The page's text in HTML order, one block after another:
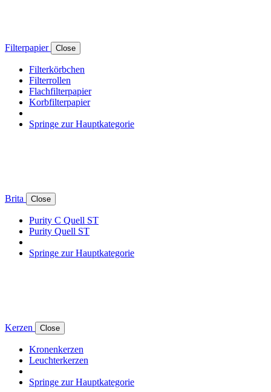
Filterpapier Close
Filterkörbchen
Filterrollen
Flachfilterpapier
Korbfilterpapier
Springe zur Hauptkategorie
Brita Close
Purity C Quell ST
Purity Quell ST
Springe zur Hauptkategorie
Kerzen Close
Kronenkerzen
Leuchterkerzen
Springe zur Hauptkategorie